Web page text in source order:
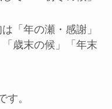
「年の瀬・感謝」
歳末の候」「年末
す。